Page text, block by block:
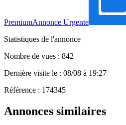
PremiumAnnonce Urgente
Statistiques de l'annonce
Nombre de vues : 842
Dernière visite le : 08/08 à 19:27
Référence : 174345
Annonces similaires